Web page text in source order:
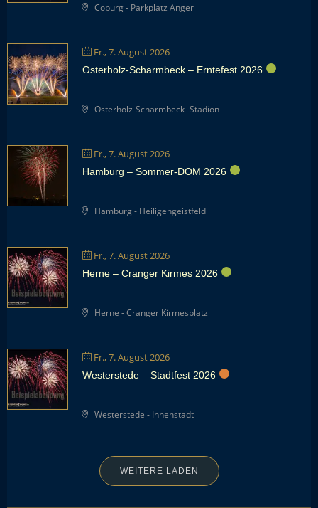
Coburg - Parkplatz Anger
Fr., 7. August 2026
Osterholz-Scharmbeck – Erntefest 2026
Osterholz-Scharmbeck -Stadion
Fr., 7. August 2026
Hamburg – Sommer-DOM 2026
Hamburg - Heiligengeistfeld
Fr., 7. August 2026
Herne – Cranger Kirmes 2026
Herne - Cranger Kirmesplatz
Fr., 7. August 2026
Westerstede – Stadtfest 2026
Westerstede - Innenstadt
WEITERE LADEN